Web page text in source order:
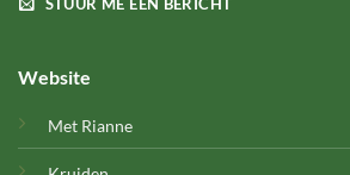
Website
Met Rianne